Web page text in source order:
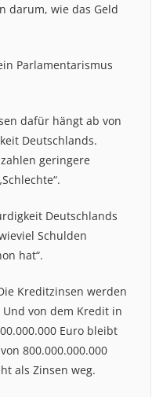
darum, wie das Geld
Parlamentarismus
dafür hängt ab von
Deutschlands.
geringere
Deutschlands
Schulden
hat“.
Kreditzinsen werden
von dem Kredit in
Euro bleibt
800.000.000.000
als Zinsen weg.